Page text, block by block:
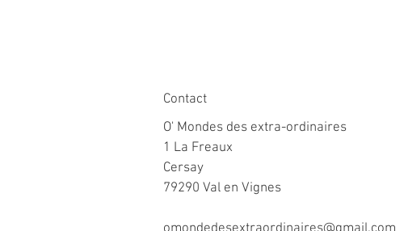
Contact
O' Mondes des extra-ordinaires
1 La Freaux
Cersay
79290 Val en Vignes